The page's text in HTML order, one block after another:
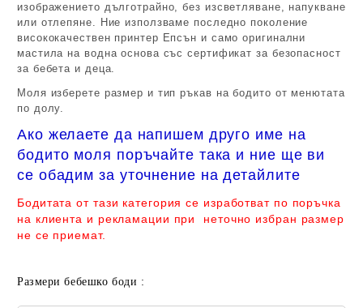
изображението дълготрайно, без изсветляване, напукване
или отлепяне. Ние използваме последно поколение
висококачествен принтер Епсън и само оригинални
мастила на водна основа със сертификат за безопасност
за бебета и деца.
Моля изберете размер и тип ръкав на бодито от менютата
по долу.
Ако желаете да напишем друго име на
бодито моля поръчайте така и ние ще ви
се обадим за уточнение на детайлите
Бодитата от тази категория се изработват по поръчка
на клиента и рекламации при неточно избран размер
не се приемат.
Размери бебешко боди :